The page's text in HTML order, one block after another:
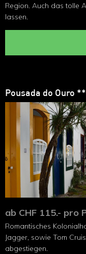
Region. Auch das tolle
lassen.
Pousada do Ouro
ab CHF 115.- pro
Romantisches
Jagger, sowie Tom
abgestiegen.